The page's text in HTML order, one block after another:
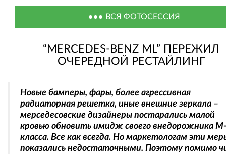
ВСЯ ФОТОСЕССИЯ
“MERCEDES-BENZ ML” ПЕРЕЖИЛ
ОЧЕРЕДНОЙ РЕСТАЙЛИНГ
Новые бамперы, фары, более агрессивная
радиаторная решетка, иные внешние зеркала –
мерседесовские дизайнеры постарались малой
кровью обновить имидж своего внедорожника М-
класса. Все как всегда. Но маркетологам эти
показались недостаточными. Поэтому помимо